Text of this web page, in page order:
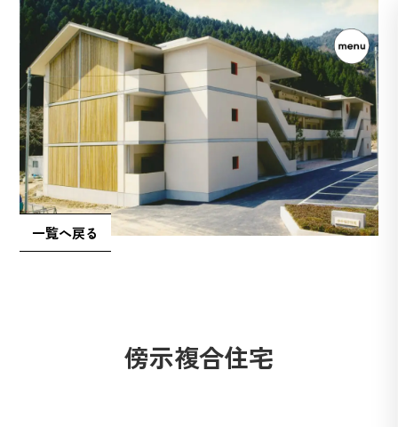
一覧へ戻る
傍示複合住宅